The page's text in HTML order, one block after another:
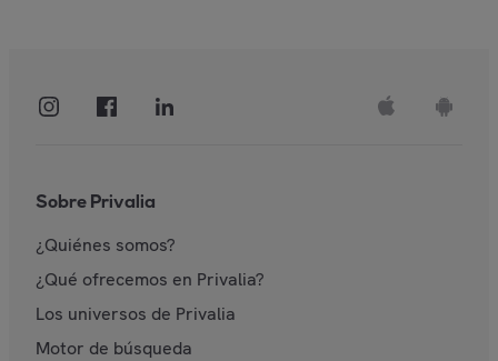
Sobre Privalia
¿Quiénes somos?
¿Qué ofrecemos en Privalia?
Los universos de Privalia
Motor de búsqueda